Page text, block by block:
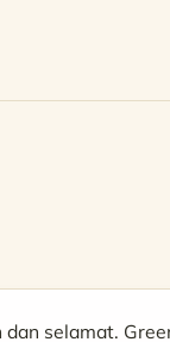
selamat.